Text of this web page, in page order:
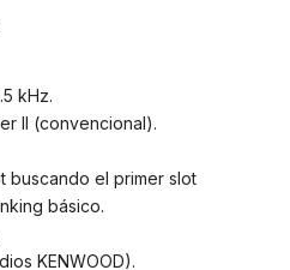
kHz.
II (convencional).
buscando el primer slot
básico.
KENWOOD).